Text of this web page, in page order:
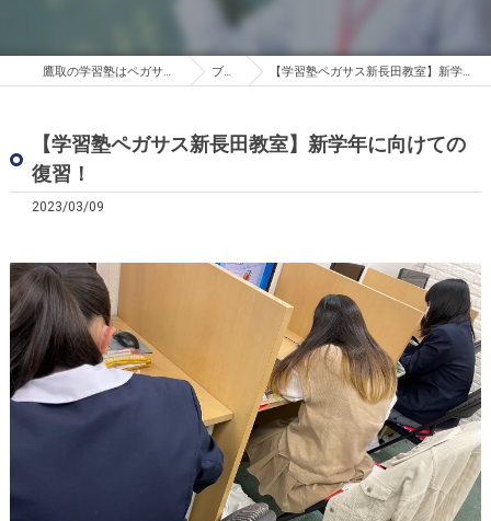
鷹取の学習塾はペガサス新長田教室 ブログ 【学習塾ペガサス新長田教室】新学年に向けての復習！
【学習塾ペガサス新長田教室】新学年に向けての
復習！
2023/03/09